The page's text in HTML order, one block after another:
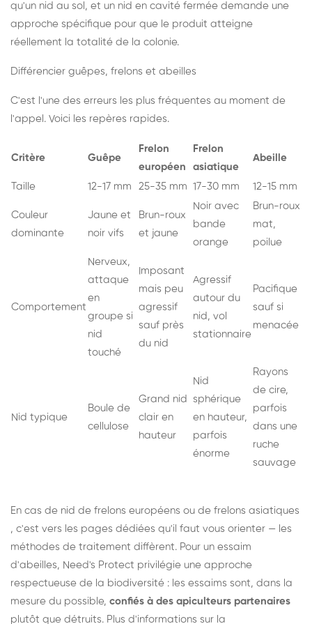
qu'un nid au sol, et un nid en cavité fermée demande une
approche spécifique pour que le produit atteigne
réellement la totalité de la colonie.
Différencier guêpes, frelons et abeilles
C'est l'une des erreurs les plus fréquentes au moment de
l'appel. Voici les repères rapides.
Critère Guêpe
Frelon
européen
Frelon
asiatique
Abeille
Taille 12-17 mm 25-35 mm 17-30 mm 12-15 mm
Couleur
dominante
Jaune et
noir vifs
Brun-roux
et jaune
Noir avec
bande
orange
Brun-roux
mat,
poilue
Comportement
Nerveux,
attaque
en
groupe si
nid
touché
Imposant
mais peu
agressif
sauf près
du nid
Agressif
autour du
nid, vol
stationnaire
Pacifique
sauf si
menacée
Nid typique
Boule de
cellulose
Grand nid
clair en
hauteur
Nid
sphérique
en hauteur,
parfois
énorme
Rayons
de cire,
parfois
dans une
ruche
sauvage
En cas de nid de frelons européens ou de frelons asiatiques
, c'est vers les pages dédiées qu'il faut vous orienter — les
méthodes de traitement diffèrent. Pour un essaim
d'abeilles, Need's Protect privilégie une approche
respectueuse de la biodiversité : les essaims sont, dans la
mesure du possible, confiés à des apiculteurs partenaires
plutôt que détruits. Plus d'informations sur la